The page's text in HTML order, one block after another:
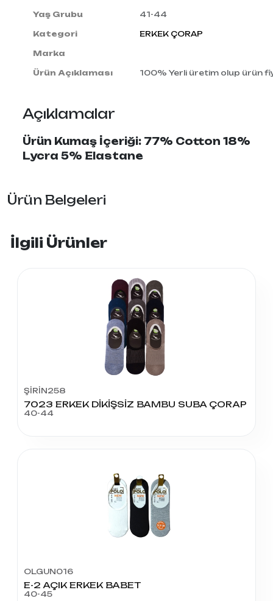
Yaş Grubu 41-44
Kategori ERKEK ÇORAP
Marka
Ürün Açıklaması 100% Yerli üretim olup ürün
Açıklamalar
Ürün Kumaş İçeriği: 77% Cotton 18%
Lycra 5% Elastane
Ürün Belgeleri
İlgili Ürünler
ŞİRİN258
7023 ERKEK DİKİŞSİZ BAMBU SUBA ÇORAP
40-44
OLGUN016
E-2 AÇIK ERKEK BABET
40-45